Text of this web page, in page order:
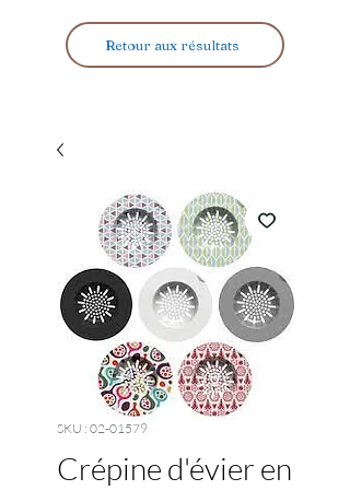
Retour aux résultats
SKU : 02-01579
Crépine d'évier en